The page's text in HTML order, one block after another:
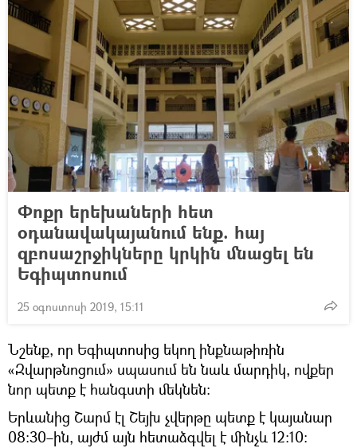
Փոքր երեխաների հետ
օդանավակայանում ենք. հայ
զբոսաշրջիկները կրկին մնացել են
Եգիպտոսում
25 օգոստոսի 2019, 15:11
Նշենք, որ Եգիպտոսից եկող ինքնաթիռին
«Զվարթնոցում» սպասում են նաև մարդիկ, ովքեր
նոր պետք է հանգստի մեկնեն։
Երևանից Շարմ էլ Շեյխ չվերթը պետք է կայանար
08:30–ին, այժմ այն հետաձգվել է մինչև 12:10։